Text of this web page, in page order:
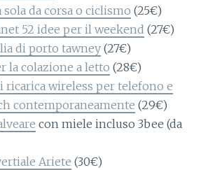
sola da corsa o ciclismo (25€)
52 idee per il weekend (27€)
di porto tawney(27€)
la colazione a letto (28€)
ricarica wireless per telefono e
contemporaneamente (29€)
con miele incluso 3bee (da
Ariete (30€)